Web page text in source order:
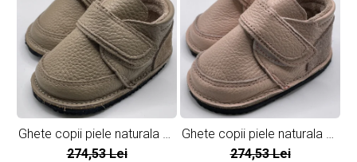
Ghete copii piele naturala All
Beige
274,53 Lei
Ghete copii piele naturala All
Pink
274,53 Lei